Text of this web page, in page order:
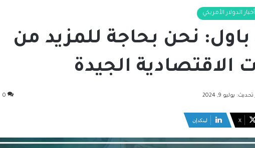
أخبار الدولار الأمريكي
باول: نحن بحاجة للمزيد من
الاقتصادية الجيدة
يوليو 9, 2024 0
‫X لينكدإن